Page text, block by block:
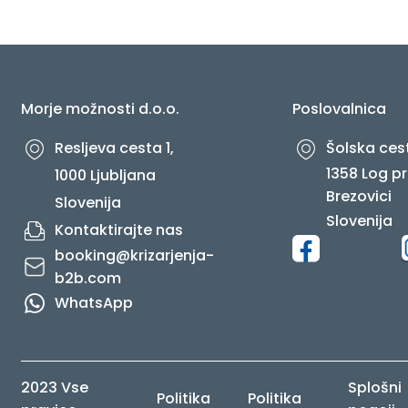
O NAS
Morje možnosti d.o.o.
Resljeva cesta 1,
1000 Ljubljana
Slovenija
Kontaktirajte nas
booking@krizarjenja-
b2b.com
WhatsApp
Poslovalnica
Šolska
1358 Log
Brezovici
Slovenija
2023 Vse
Politika Politika
Splošni